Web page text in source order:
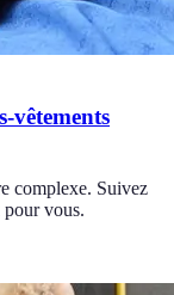
vêtements
complexe. Suivez
vous.